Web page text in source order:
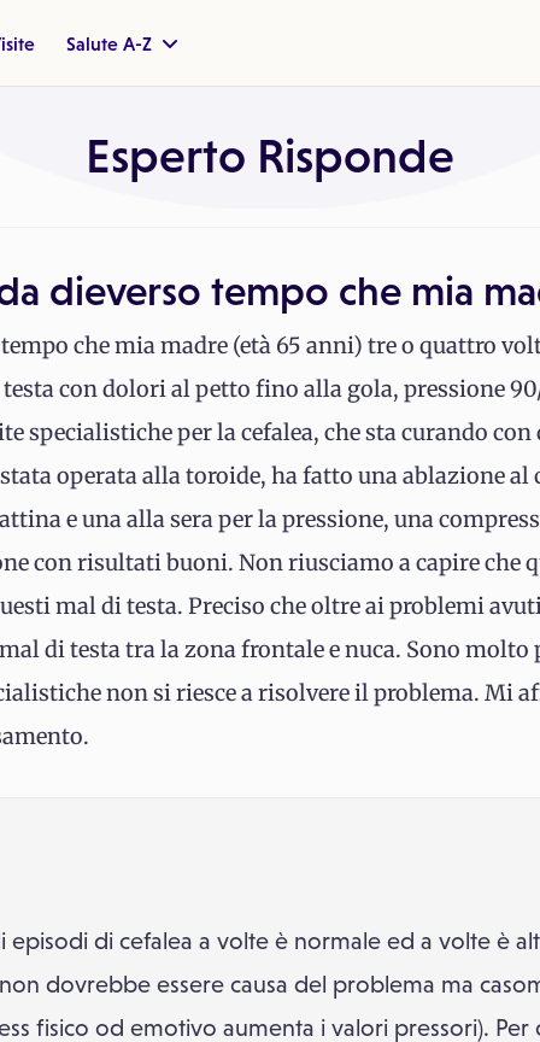
Salute A-Z
Esperto Risponde
dieverso tempo che mia
che mia madre (età 65 anni) tre o quattro
con dolori al petto fino alla gola, pressione
specialistiche per la cefalea, che sta curando con
operata alla toroide, ha fatto una ablazione
e una alla sera per la pressione, una
con risultati buoni. Non riusciamo a capire che
mal di testa. Preciso che oltre ai problemi
di testa tra la zona frontale e nuca. Sono molto
non si riesce a risolvere il problema. Mi
episodi di cefalea a volte è normale ed a volte è
dovrebbe essere causa del problema ma
fisico od emotivo aumenta i valori pressori).